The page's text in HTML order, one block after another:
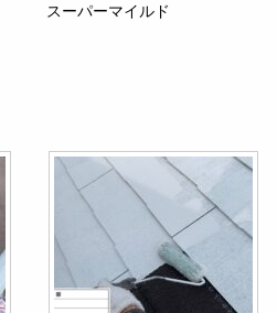
スーパーマイルド